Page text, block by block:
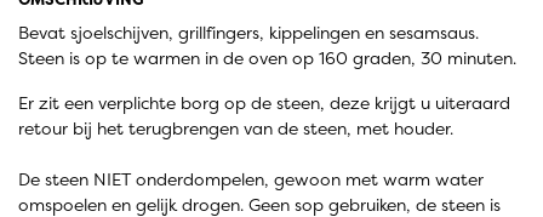
Bevat sjoelschijven, grillfingers, kippelingen en sesamsaus.
Steen is op te warmen in de oven op 160 graden, 30 minuten.
Er zit een verplichte borg op de steen, deze krijgt u uiteraard
retour bij het terugbrengen van de steen, met houder.
De steen NIET onderdompelen, gewoon met warm water
omspoelen en gelijk drogen. Geen sop gebruiken, de steen is